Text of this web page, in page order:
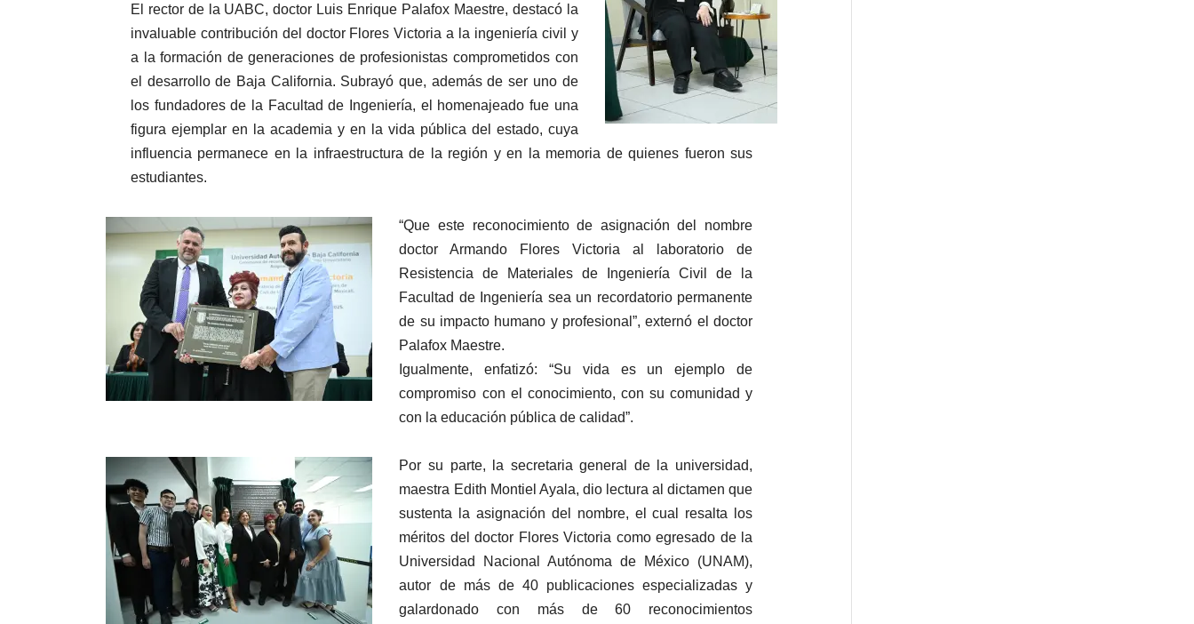
El rector de la UABC, doctor Luis Enrique Palafox Maestre, destacó la
invaluable contribución del doctor Flores Victoria a la ingeniería civil y
a la formación de generaciones de profesionistas comprometidos con
el desarrollo de Baja California. Subrayó que, además de ser uno de
los fundadores de la Facultad de Ingeniería, el homenajeado fue una
figura ejemplar en la academia y en la vida pública del estado, cuya
influencia permanece en la infraestructura de la región y en la memoria de quienes fueron sus
estudiantes.
“Que este reconocimiento de asignación del nombre
doctor Armando Flores Victoria al laboratorio de
Resistencia de Materiales de Ingeniería Civil de la
Facultad de Ingeniería sea un recordatorio permanente
de su impacto humano y profesional”, externó el doctor
Palafox Maestre.
Igualmente, enfatizó: “Su vida es un ejemplo de
compromiso con el conocimiento, con su comunidad y
con la educación pública de calidad”.
Por su parte, la secretaria general de la universidad,
maestra Edith Montiel Ayala, dio lectura al dictamen que
sustenta la asignación del nombre, el cual resalta los
méritos del doctor Flores Victoria como egresado de la
Universidad Nacional Autónoma de México (UNAM),
autor de más de 40 publicaciones especializadas y
galardonado con más de 60 reconocimientos